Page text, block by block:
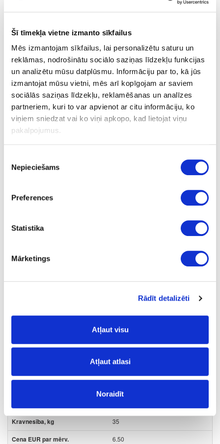
Šī tīmekļa vietne izmanto sīkfailus
Mēs izmantojam sīkfailus, lai personalizētu saturu un
reklāmas, nodrošinātu sociālo saziņas līdzekļu funkcijas
un analizētu mūsu datplūsmu. Informāciju par to, kā jūs
izmantojat mūsu vietni, mēs arī kopīgojam ar saviem
sociālās saziņas līdzekļu, reklamēšanas un analīzes
partneriem, kuri to var apvienot ar citu informāciju, ko
viņiem sniedzat vai ko viņi apkopo, kad lietojat viņu
pakalpojumus.
izvēle
Nepieciešams
Preferences
Statistika
Mārketings
Rādīt detalizēti
Atļaut visu
Atļaut atlasi
Noraidīt
35
6.25
Pilna izvilkuma lodīšu vadotņu
Komplekts
35
6.50